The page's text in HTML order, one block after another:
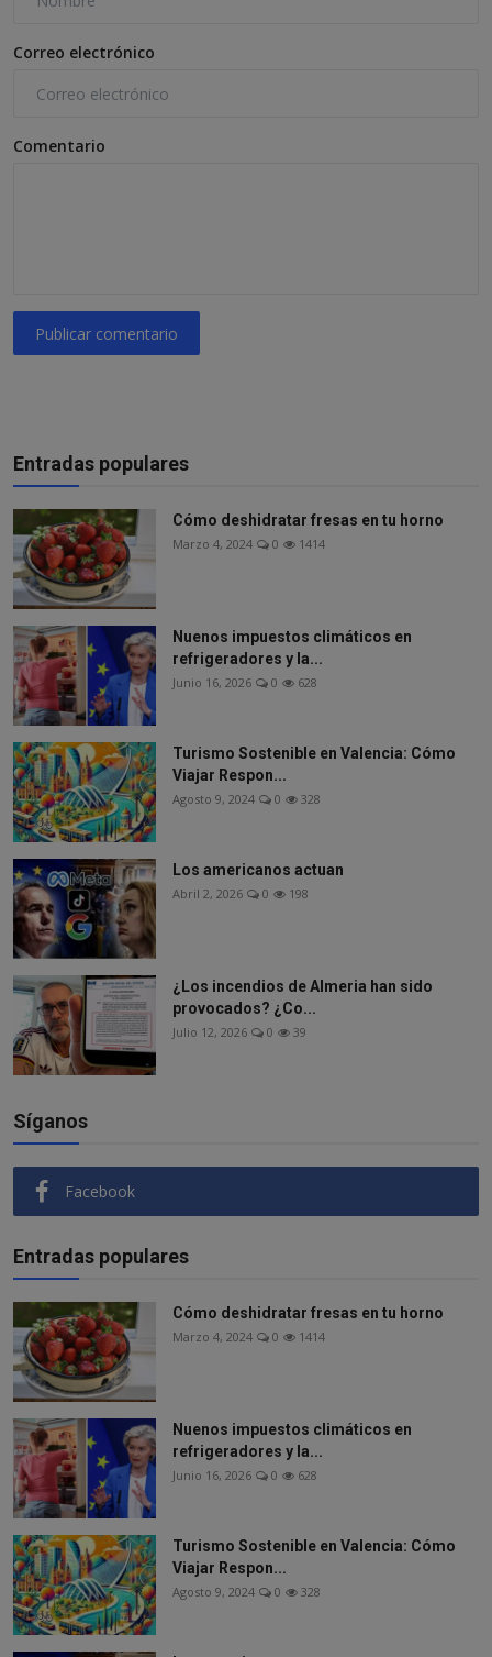
Correo electrónico
Comentario
Publicar comentario
Entradas populares
Cómo deshidratar fresas en tu horno
Marzo 4, 2024 0 1414
Nuenos impuestos climáticos en
refrigeradores y la...
Junio 16, 2026 0 628
Turismo Sostenible en Valencia: Cómo
Viajar Respon...
Agosto 9, 2024 0 328
Los americanos actuan
Abril 2, 2026 0 198
¿Los incendios de Almeria han sido
provocados? ¿Co...
Julio 12, 2026 0 39
Síganos
Facebook
Entradas populares
Cómo deshidratar fresas en tu horno
Marzo 4, 2024 0 1414
Nuenos impuestos climáticos en
refrigeradores y la...
Junio 16, 2026 0 628
Turismo Sostenible en Valencia: Cómo
Viajar Respon...
Agosto 9, 2024 0 328